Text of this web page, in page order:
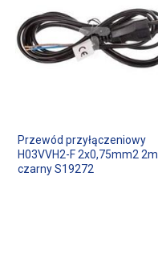
Przewód przyłączeniowy
H03VVH2-F 2x0,75mm2 2m
czarny S19272